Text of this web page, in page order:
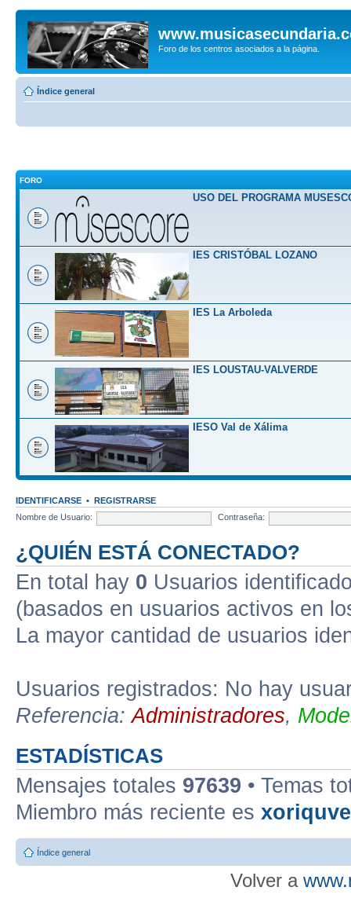
Foro de los centros asociados a la página.
Índice general
FORO
USO DEL PROGRAMA
IES CRISTÓBAL LOZANO
IES La Arboleda
IES LOUSTAU-VALVERDE
IESO Val de Xálima
IDENTIFICARSE • REGISTRARSE
Nombre de Usuario:
Contraseña:
¿QUIÉN ESTÁ CONECTADO?
En total hay 0 Usuarios
(basados en usuarios activos en
La mayor cantidad de usuarios
Usuarios registrados: No hay
Referencia:Administradores,
ESTADÍSTICAS
Mensajes totales 97639 • Temas
Miembro más reciente es
Índice general
Volver a